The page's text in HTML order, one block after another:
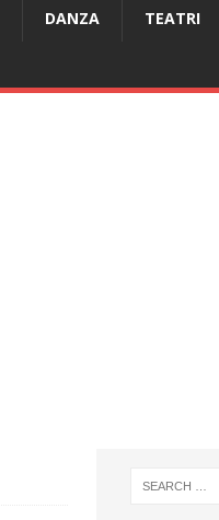
DANZA TEATRI